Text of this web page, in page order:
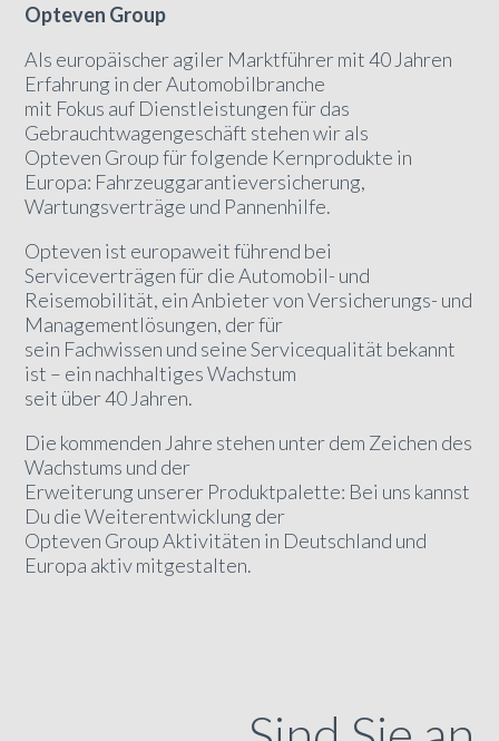
Opteven Group
Als europäischer agiler Marktführer mit 40 Jahren
Erfahrung in der Automobilbranche
mit Fokus auf Dienstleistungen für das
Gebrauchtwagengeschäft stehen wir als
Opteven Group für folgende Kernprodukte in
Europa: Fahrzeuggarantieversicherung,
Wartungsverträge und Pannenhilfe.
Opteven ist europaweit führend bei
Serviceverträgen für die Automobil- und
Reisemobilität, ein Anbieter von Versicherungs- und
Managementlösungen, der für
sein Fachwissen und seine Servicequalität bekannt
ist – ein nachhaltiges Wachstum
seit über 40 Jahren.
Die kommenden Jahre stehen unter dem Zeichen des
Wachstums und der
Erweiterung unserer Produktpalette: Bei uns kannst
Du die Weiterentwicklung der
Opteven Group Aktivitäten in Deutschland und
Europa aktiv mitgestalten.